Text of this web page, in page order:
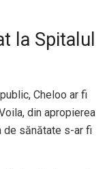
la Spitalul
Cheloo ar fi
din apropierea
de sănătate s-ar fi